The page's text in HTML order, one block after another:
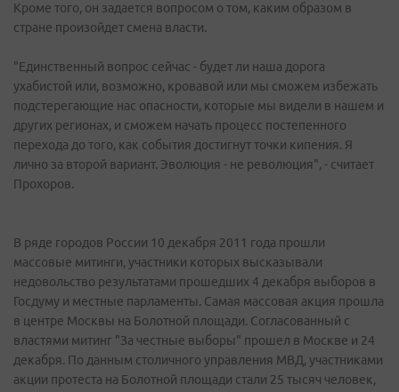
Кроме того, он задается вопросом о том, каким образом в
стране произойдет смена власти.
"Единственный вопрос сейчас - будет ли наша дорога
ухабистой или, возможно, кровавой или мы сможем избежать
подстерегающие нас опасности, которые мы видели в нашем и
других регионах, и сможем начать процесс постепенного
перехода до того, как события достигнут точки кипения. Я
лично за второй вариант. Эволюция - не революция", - считает
Прохоров.
В ряде городов России 10 декабря 2011 года прошли
массовые митинги, участники которых высказывали
недовольство результатами прошедших 4 декабря выборов в
Госдуму и местные парламенты. Самая массовая акция прошла
в центре Москвы на Болотной площади. Согласованный с
властями митинг "За честные выборы" прошел в Москве и 24
декабря. По данным столичного управления МВД, участниками
акции протеста на Болотной площади стали 25 тысяч человек,